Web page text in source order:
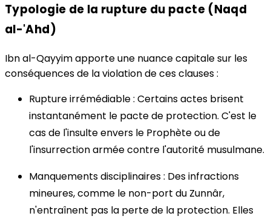
Typologie de la rupture du pacte (Naqd
al-'Ahd)
Ibn al-Qayyim apporte une nuance capitale sur les
conséquences de la violation de ces clauses :
Rupture irrémédiable : Certains actes brisent
instantanément le pacte de protection. C'est le
cas de l'insulte envers le Prophète ou de
l'insurrection armée contre l'autorité musulmane.
Manquements disciplinaires : Des infractions
mineures, comme le non-port du Zunnâr,
n'entraînent pas la perte de la protection. Elles